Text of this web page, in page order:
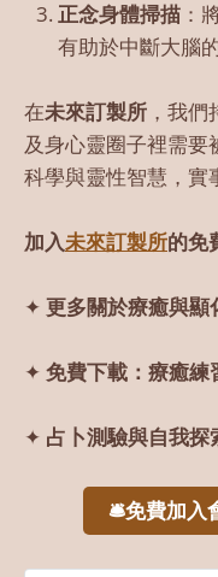
正念身體掃描 ：
有助於中斷大腦
在未來訂製所 ，我
及身心靈圈子裡需要
科學與靈性智慧，實
加入未來訂製所的免
✦ 更多關於療癒與顯
✦ 免費下載：療癒練
✦ 占卜測驗與自我探
🛎️免費加入